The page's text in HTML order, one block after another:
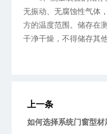
无振动、无腐蚀性气体
方的温度范围。储存在
干净干燥，不得储存其他
上一条
如何选择系统门窗型材